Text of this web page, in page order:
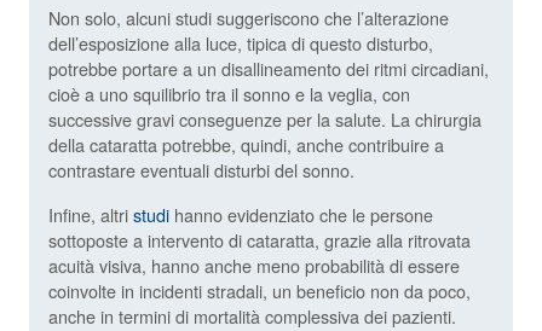
Non solo, alcuni studi suggeriscono che l’alterazione
dell’esposizione alla luce, tipica di questo disturbo,
potrebbe portare a un disallineamento dei ritmi circadiani,
cioè a uno squilibrio tra il sonno e la veglia, con
successive gravi conseguenze per la salute. La chirurgia
della cataratta potrebbe, quindi, anche contribuire a
contrastare eventuali disturbi del sonno.
Infine, altristudi hanno evidenziato che le persone
sottoposte a intervento di cataratta, grazie alla ritrovata
acuità visiva, hanno anche meno probabilità di essere
coinvolte in incidenti stradali, un beneficio non da poco,
anche in termini di mortalità complessiva dei pazienti.